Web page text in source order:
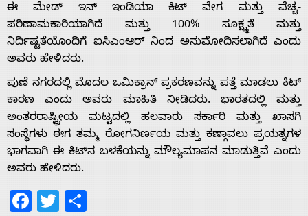
About
Us
Advertise
With
s
ಈ ಮೇಡ್ ಇನ್ ಇಂಡಿಯಾ ಕಿಟ್ ವೇಗ ಮತ್ತು ವೆಚ್ಚ-
ಪರಿಣಾಮಕಾರಿಯಾಗಿದೆ ಮತ್ತು 100% ಸೂಕ್ಷ್ಮತೆ ಮತ್ತು
ನಿರ್ದಿಷ್ಟತೆಯೊಂದಿಗೆ ಐಸಿಎಂಆರ್ ನಿಂದ ಅನುಮೋದಿಸಲಾಗಿದೆ ಎಂದು
ಅವರು ಹೇಳಿದರು.
ಪುಣೆ ನಗರದಲ್ಲಿ ಮೊದಲ ಒಮಿಕ್ರಾನ್ ಪ್ರಕರಣವನ್ನು ಪತ್ತೆ ಮಾಡಲು ಕಿಟ್
ಕಾರಣ ಎಂದು ಅವರು ಮಾಹಿತಿ ನೀಡಿದರು. ಭಾರತದಲ್ಲಿ ಮತ್ತು
ಅಂತರರಾಷ್ಟ್ರೀಯ ಮಟ್ಟದಲ್ಲಿ ಹಲವಾರು ಸರ್ಕಾರಿ ಮತ್ತು ಖಾಸಗಿ
ಸಂಸ್ಥೆಗಳು ಈಗ ತಮ್ಮ ರೋಗನಿರ್ಣಯ ಮತ್ತು ಕಣ್ಗಾವಲು ಪ್ರಯತ್ನಗಳ
ಭಾಗವಾಗಿ ಈ ಕಿಟ್‌ನ ಬಳಕೆಯನ್ನು ಮೌಲ್ಯಮಾಪನ ಮಾಡುತ್ತಿವೆ ಎಂದು
ಅವರು ಹೇಳಿದರು.
Facebook
Twitter